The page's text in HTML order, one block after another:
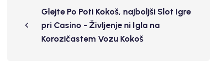
Glejte Po Poti Kokoš, najboljši Slot Igre
pri Casino - Življenje ni Igla na
Korozičastem Vozu Kokoš